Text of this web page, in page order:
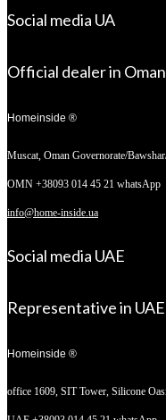
Social media UA
Official dealer in Oman
Homeinside ®
Muscat, Oman Governorate/
OMN +38093 014 45 21 whatsApp
info@home-inside.ua
Social media UAE
Representative in UAE
Homeinside ®
office 1609, SIT Tower, Silicone